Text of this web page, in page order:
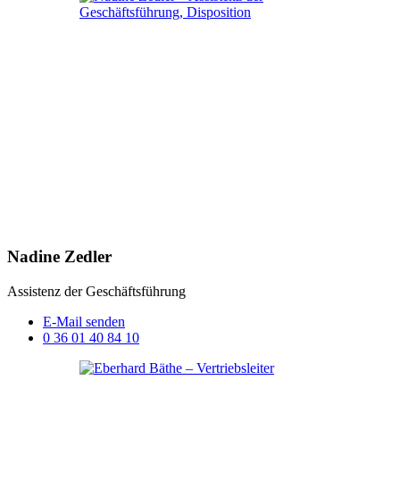
Nadine Zedler
Assistenz der Geschäftsführung
E-Mail senden
0 36 01 40 84 10